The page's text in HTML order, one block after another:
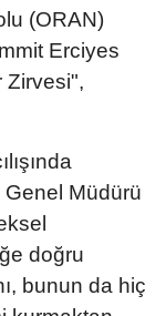
(ORAN)
Erciyes
Zirvesi",
Genel Müdürü
doğru
bunun da hiç